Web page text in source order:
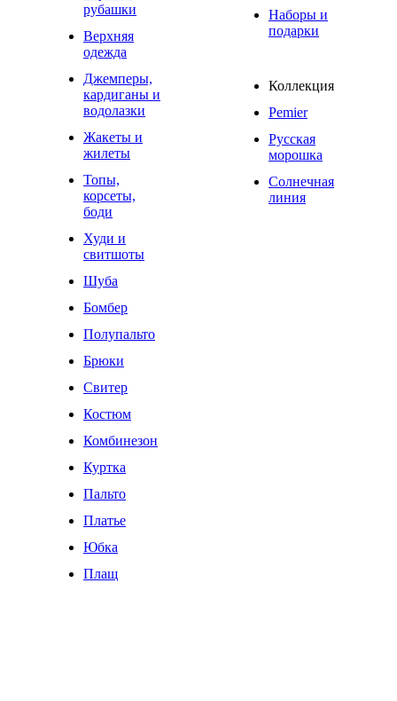
рубашки
Верхняя
одежда
Джемперы,
кардиганы и
водолазки
Жакеты и
жилеты
Топы,
корсеты,
боди
Худи и
свитшоты
Шуба
Бомбер
Полупальто
Брюки
Свитер
Костюм
Комбинезон
Куртка
Пальто
Платье
Юбка
Плащ
Наборы и
подарки
Коллекция
Pemier
Русская
морошка
Солнечная
линия